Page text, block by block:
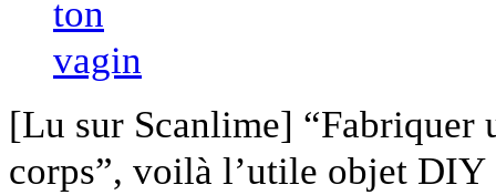
[Lu sur Scanlime] “Fabriquer
corps”, voilà l’utile objet